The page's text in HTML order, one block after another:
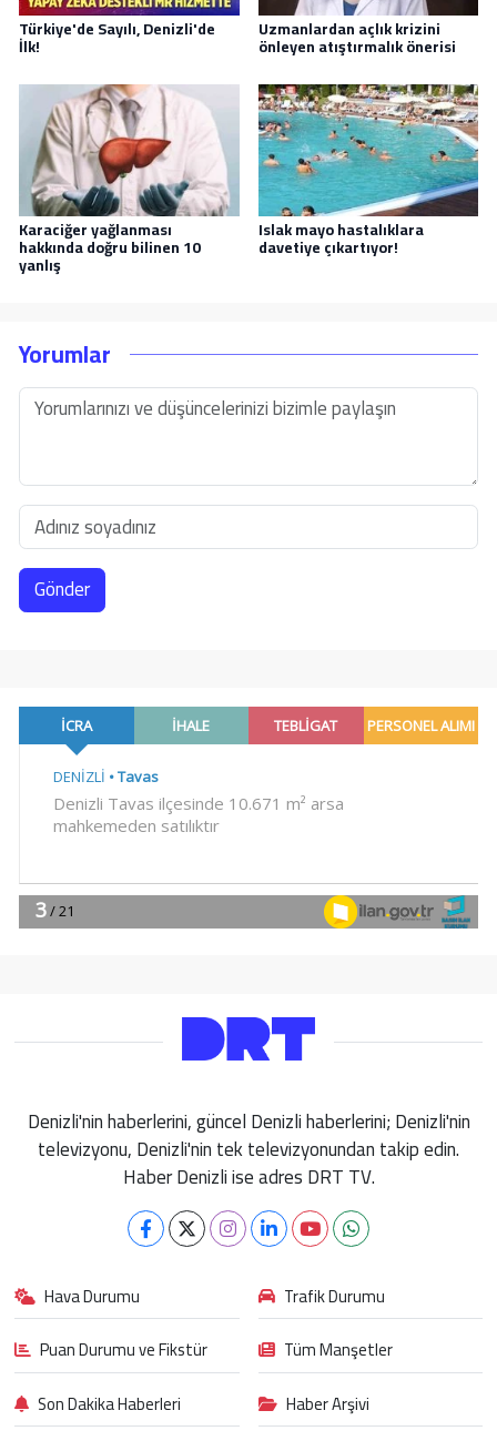
Türkiye'de Sayılı, Denizli'de
İlk!
Uzmanlardan açlık krizini
önleyen atıştırmalık önerisi
Karaciğer yağlanması
hakkında doğru bilinen 10
yanlış
Islak mayo hastalıklara
davetiye çıkartıyor!
Yorumlar
Gönder
Denizli'nin haberlerini, güncel Denizli haberlerini; Denizli'nin
televizyonu, Denizli'nin tek televizyonundan takip edin.
Haber Denizli ise adres DRT TV.
Hava Durumu
Trafik Durumu
Puan Durumu ve Fikstür
Tüm Manşetler
Son Dakika Haberleri
Haber Arşivi